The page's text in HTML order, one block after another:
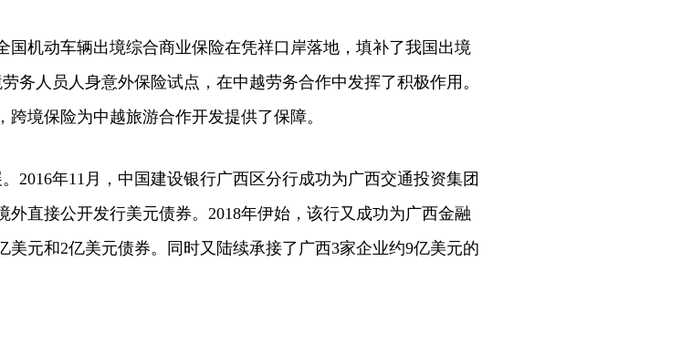
机动车辆出境综合商业保险在凭祥口岸落地，填补了我国出境
务人员人身意外保险试点，在中越劳务合作中发挥了积极作用。
境保险为中越旅游合作开发提供了保障。
年11月，中国建设银行广西区分行成功为广西交通投资集团
直接公开发行美元债券。2018年伊始，该行又成功为广西金融
元和2亿美元债券。同时又陆续承接了广西3家企业约9亿美元的